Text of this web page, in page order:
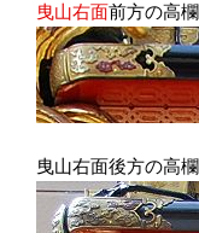
曳山右面前方の高
曳山右面後方の高